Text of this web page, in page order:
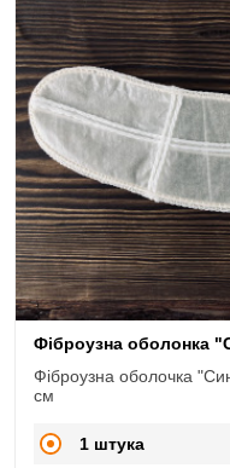
Фіброузна оболонка
Фіброузна оболочка
см
1 штука